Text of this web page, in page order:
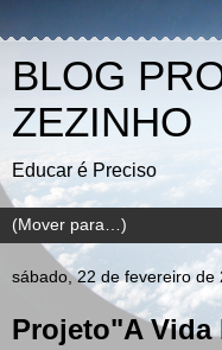
BLOG
ZEZINHO
Educar é Preciso
sábado, 22 de fevereiro de
Projeto"A Vida